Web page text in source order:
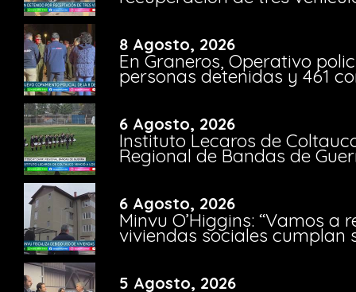
8 Agosto, 2026
En Graneros, Operativo
personas detenidas y 461
6 Agosto, 2026
Instituto Lecaros de
Regional de Bandas de
6 Agosto, 2026
Minvu O’Higgins: “Vamos a
viviendas sociales cumplan
5 Agosto, 2026